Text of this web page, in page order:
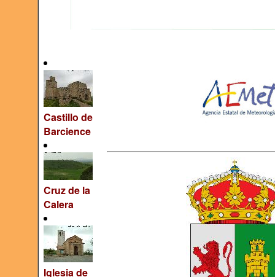
Castillo de
Barcience
Cruz de la
Calera
Iglesia de